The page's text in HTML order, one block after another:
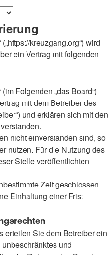
kreuzgang.org“) wird
ein Vertrag mit folgenden
Folgenden „das Board“)
mit dem Betreiber des
und erklären sich mit den
nicht einverstanden sind, so
nutzen. Für die Nutzung des
Stelle veröffentlichten
Zeit geschlossen
Einhaltung einer Frist
erteilen Sie dem Betreiber ein
und